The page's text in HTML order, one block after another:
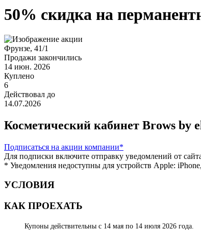
50% скидка на
Фрунзе, 41/1
Продажи закончились
14 июн. 2026
Куплено
6
Действовал до
14.07.2026
Косметический кабинет Brows by
Подписаться на акции компании*
Для подписки включите отправку уведомлений от
* Уведомления недоступны для устройств Apple:
УСЛОВИЯ
КАК ПРОЕХАТЬ
Купоны действительны с 14 мая по 14 июля 2026 года.